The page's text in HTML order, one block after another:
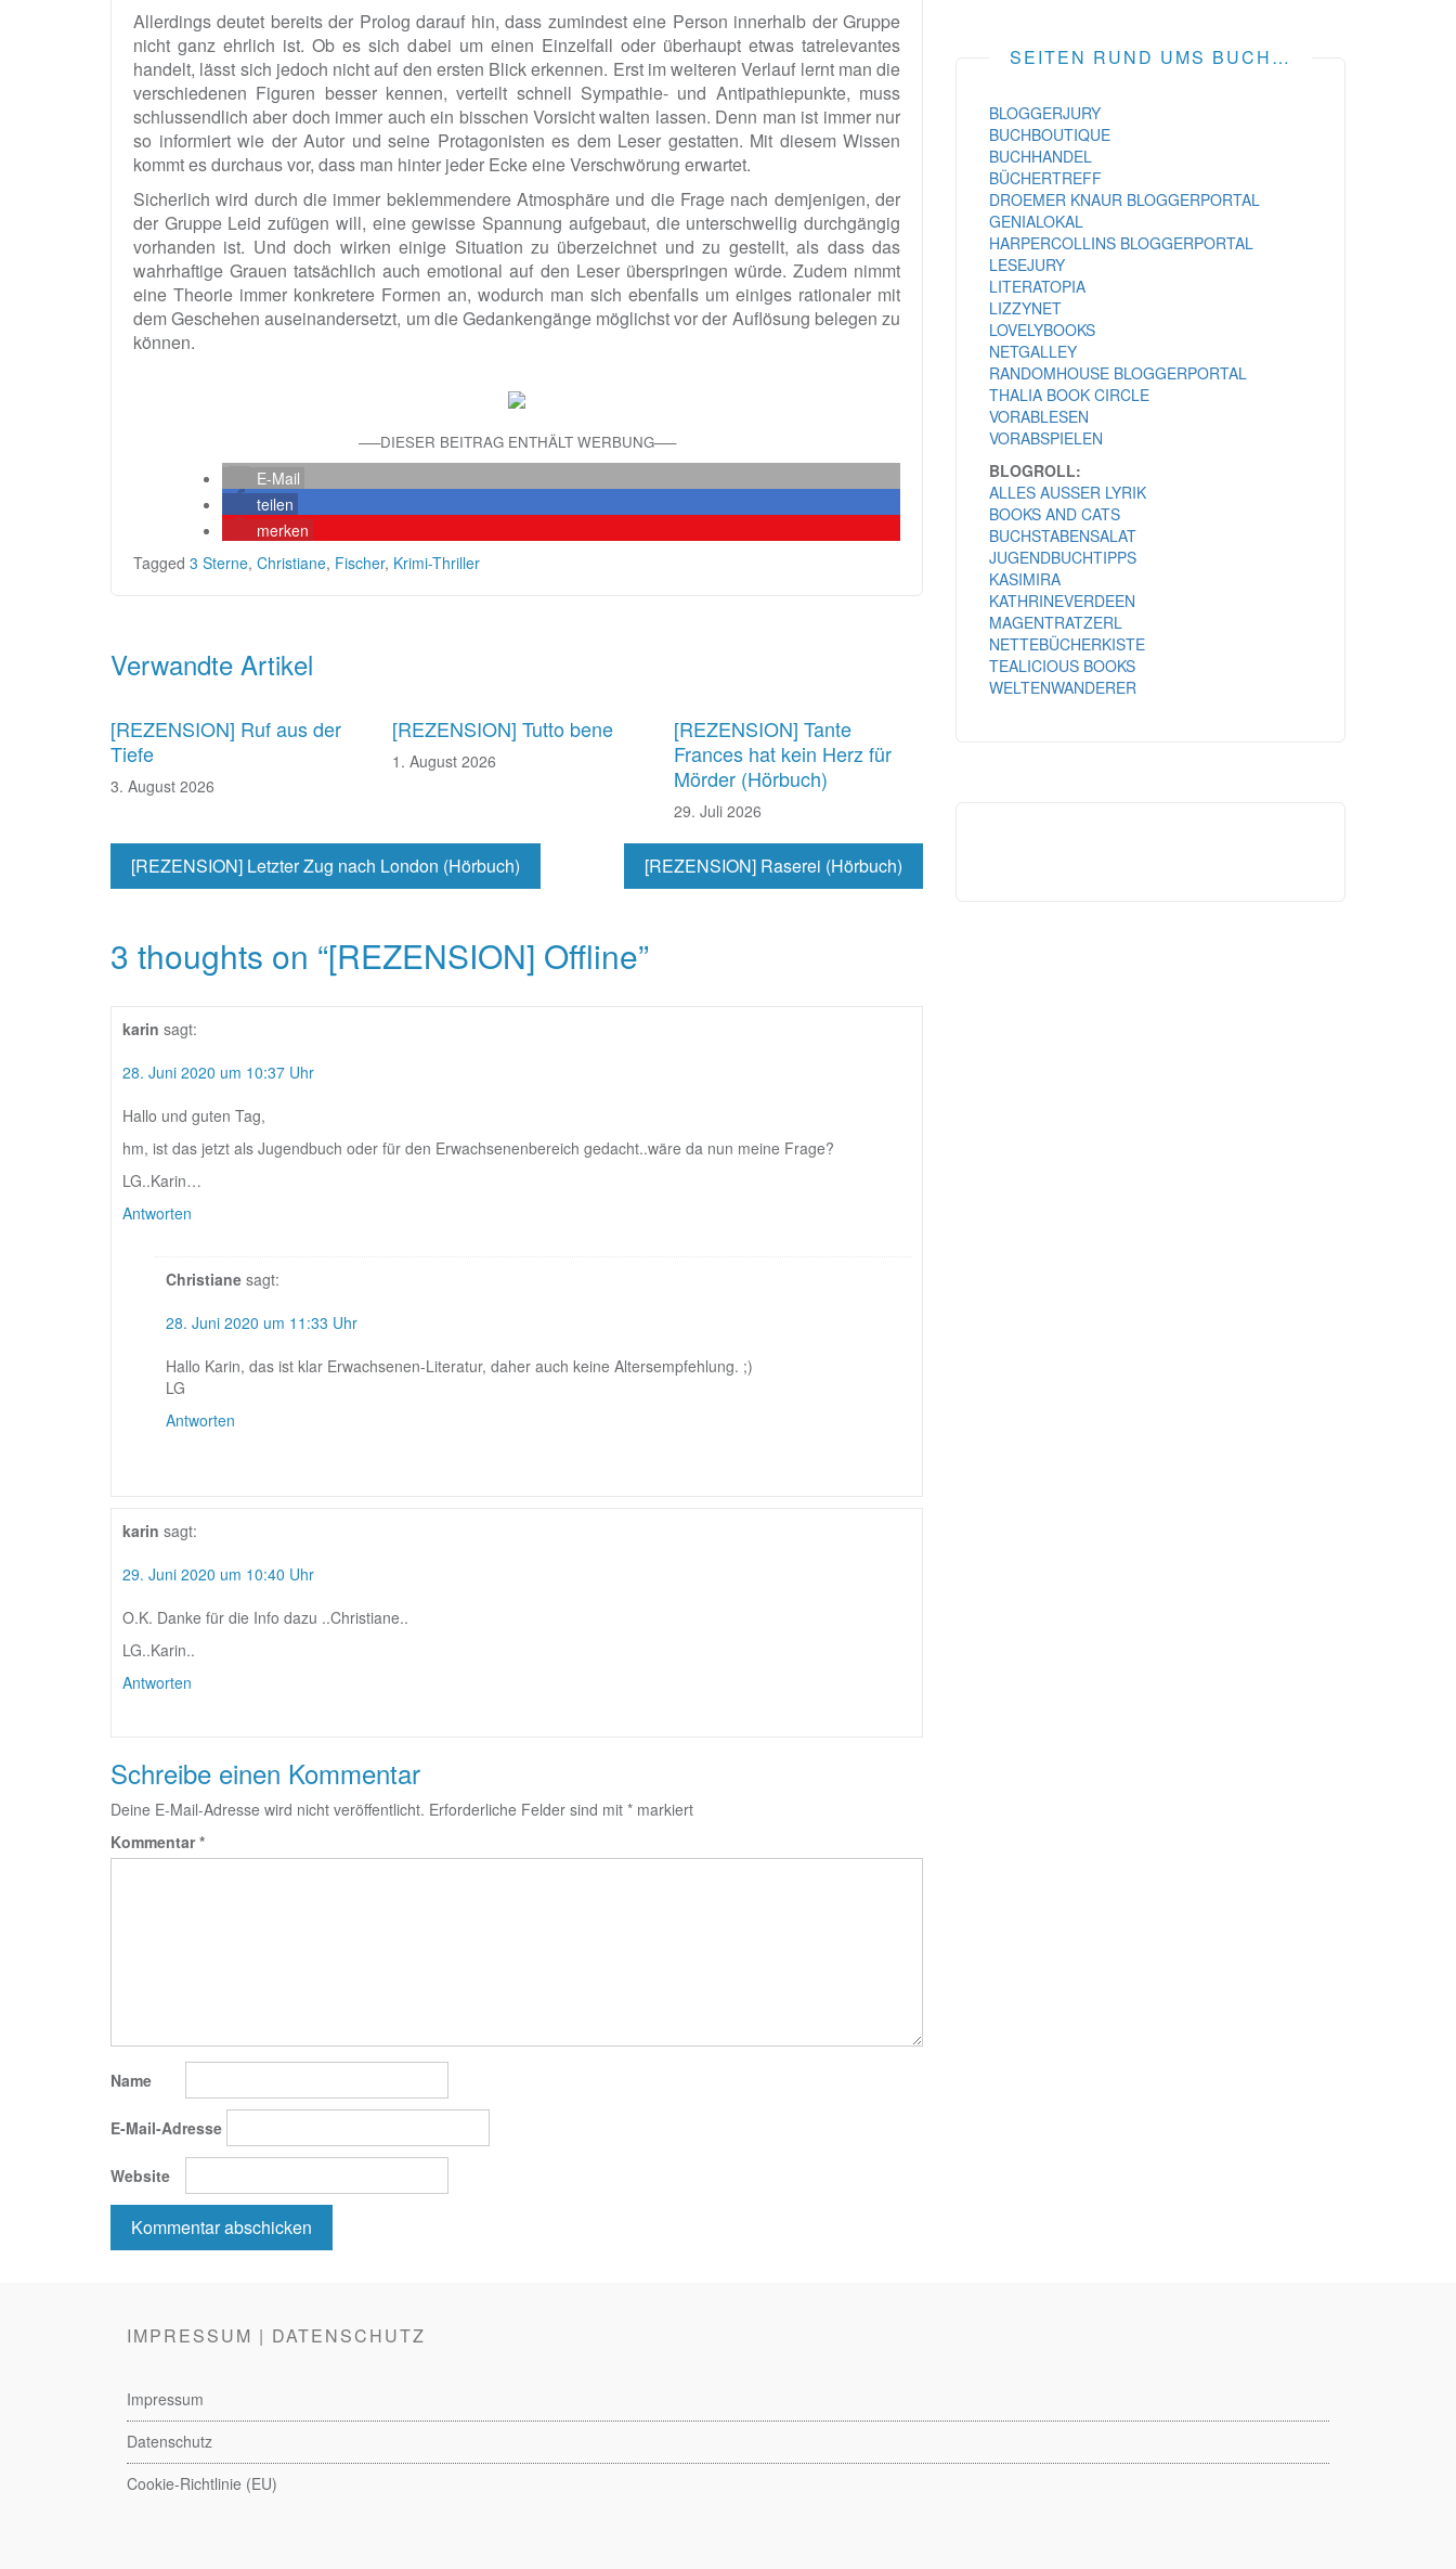
Allerdings deutet bereits der Prolog darauf hin, dass zumindest eine Person innerhalb der Gruppe
nicht ganz ehrlich ist. Ob es sich dabei um einen Einzelfall oder überhaupt etwas tatrelevantes
handelt, lässt sich jedoch nicht auf den ersten Blick erkennen. Erst im weiteren Verlauf lernt man die
verschiedenen Figuren besser kennen, verteilt schnell Sympathie- und Antipathiepunkte, muss
schlussendlich aber doch immer auch ein bisschen Vorsicht walten lassen. Denn man ist immer nur
so informiert wie der Autor und seine Protagonisten es dem Leser gestatten. Mit diesem Wissen
kommt es durchaus vor, dass man hinter jeder Ecke eine Verschwörung erwartet.
Sicherlich wird durch die immer beklemmendere Atmosphäre und die Frage nach demjenigen, der
der Gruppe Leid zufügen will, eine gewisse Spannung aufgebaut, die unterschwellig durchgängig
vorhanden ist. Und doch wirken einige Situation zu überzeichnet und zu gestellt, als dass das
wahrhaftige Grauen tatsächlich auch emotional auf den Leser überspringen würde. Zudem nimmt
eine Theorie immer konkretere Formen an, wodurch man sich ebenfalls um einiges rationaler mit
dem Geschehen auseinandersetzt, um die Gedankengänge möglichst vor der Auflösung belegen zu
können.
—–DIESER BEITRAG ENTHÄLT WERBUNG—–
E-Mail
teilen
merken
Tagged 3 Sterne, Christiane, Fischer, Krimi-Thriller
Verwandte Artikel
[REZENSION] Ruf aus der
Tiefe
3. August 2026
[REZENSION] Tutto bene
1. August 2026
[REZENSION] Tante
Frances hat kein Herz für
Mörder (Hörbuch)
29. Juli 2026
Beitragsnavigation
[REZENSION] Letzter Zug nach London (Hörbuch) [REZENSION] Raserei (Hörbuch)
3 thoughts on “[REZENSION] Offline”
karin sagt:
28. Juni 2020 um 10:37 Uhr
Hallo und guten Tag,
hm, ist das jetzt als Jugendbuch oder für den Erwachsenenbereich gedacht..wäre da nun meine Frage?
LG..Karin…
Antworten
Christiane sagt:
28. Juni 2020 um 11:33 Uhr
Hallo Karin, das ist klar Erwachsenen-Literatur, daher auch keine Altersempfehlung. ;)
LG
Antworten
karin sagt:
29. Juni 2020 um 10:40 Uhr
O.K. Danke für die Info dazu ..Christiane..
LG..Karin..
Antworten
Schreibe einen Kommentar
Deine E-Mail-Adresse wird nicht veröffentlicht. Erforderliche Felder sind mit * markiert
Kommentar*
Name
E-Mail-Adresse
Website
SEITEN RUND UMS BUCH…
BLOGGERJURY
BUCHBOUTIQUE
BUCHHANDEL
BÜCHERTREFF
DROEMER KNAUR BLOGGERPORTAL
GENIALOKAL
HARPERCOLLINS BLOGGERPORTAL
LESEJURY
LITERATOPIA
LIZZYNET
LOVELYBOOKS
NETGALLEY
RANDOMHOUSE BLOGGERPORTAL
THALIA BOOK CIRCLE
VORABLESEN
VORABSPIELEN
BLOGROLL:
ALLES AUSSER LYRIK
BOOKS AND CATS
BUCHSTABENSALAT
JUGENDBUCHTIPPS
KASIMIRA
KATHRINEVERDEEN
MAGENTRATZERL
NETTEBÜCHERKISTE
TEALICIOUS BOOKS
WELTENWANDERER
IMPRESSUM | DATENSCHUTZ
Impressum
Datenschutz
Cookie-Richtlinie (EU)